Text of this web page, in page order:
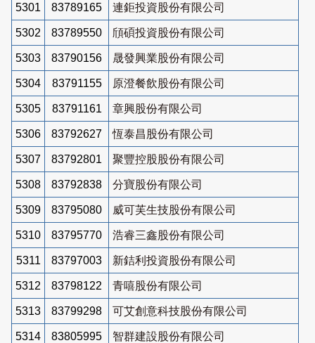
5301 83789165 連鉅投資股份有限公司
5302 83789550 頎碩投資股份有限公司
5303 83790156 晟發興業股份有限公司
5304 83791155 原澄餐飲股份有限公司
5305 83791161 章興股份有限公司
5306 83792627 恆泰昌股份有限公司
5307 83792801 聚豐控股股份有限公司
5308 83792838 分寶股份有限公司
5309 83795080 威可芙生技股份有限公司
5310 83795770 浩睿三鑫股份有限公司
5311 83797003 新銡利投資股份有限公司
5312 83798122 青嘻股份有限公司
5313 83799298 可艾創意科技股份有限公司
5314 83805995 智群建設股份有限公司